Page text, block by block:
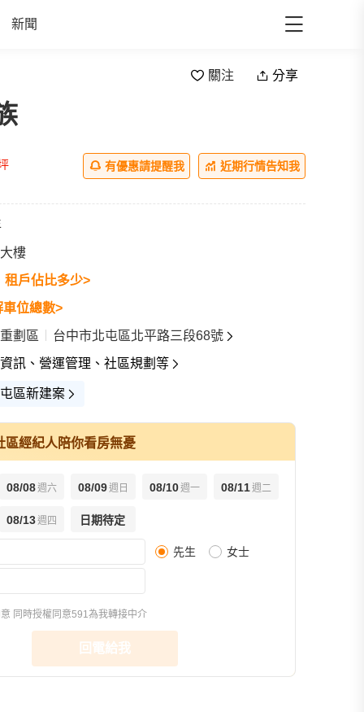
新聞
關注 分享
有優惠請提醒我 近期行情告知我
樓
租戶佔比多少>
車位總數>
劃區
台中市北屯區北平路三段68號
訊、營運管理、社區規劃等
區新建案
區經紀人陪你看房無憂
08/08週六 08/09週日 08/10週一 08/11週二
08/13週四 日期待定
先生 女士
同時授權同意591為我轉接中介
回電給我